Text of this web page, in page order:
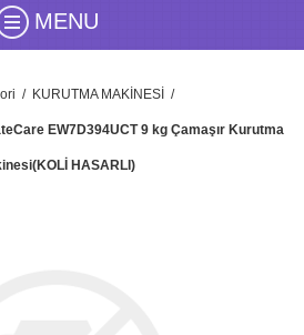
MENU
/ KURUTMA MAKİNESİ /
EW7D394UCT 9 kg Çamaşır Kurutma
HASARLI)